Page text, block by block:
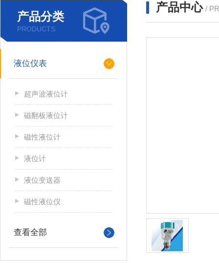
产品分类
PRODUCTS
液位仪表
超声波液位计
磁翻板液位计
磁性液位计
液位计
液位变送器
磁性液位仪
查看全部
产品中心 /